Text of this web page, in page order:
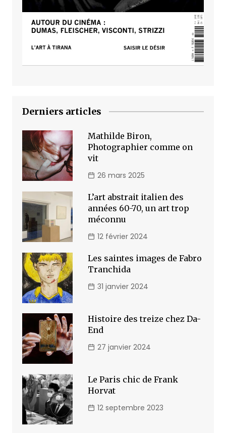
Derniers articles
Mathilde Biron,
Photographier comme on
vit
26 mars 2025
L’art abstrait italien des
années 60-70, un art trop
méconnu
12 février 2024
Les saintes images de Fabro
Tranchida
31 janvier 2024
Histoire des treize chez Da-
End
27 janvier 2024
Le Paris chic de Frank
Horvat
12 septembre 2023